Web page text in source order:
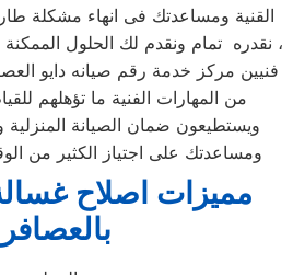
القنية ومساعدتك فى انهاء مشكلة
نقدره تمام ونقدم لك الحلول الممكنة والمساعدة قدر المستطاع ،
فنيين مركز خدمة رقم صيانه دايو
من المهارات الفنية ما تؤهلهم
ويستطيعون ضمان الصيانة
ومساعدتك على اجتياز الكثير من
مميزات اصلاح